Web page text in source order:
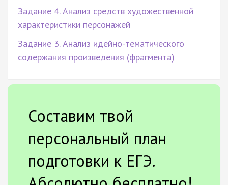
Задание 4. Анализ средств художественной
характеристики персонажей
Задание 3. Анализ идейно-тематического
содержания произведения (фрагмента)
Составим твой
персональный план
подготовки к ЕГЭ.